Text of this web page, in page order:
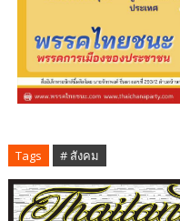
Tags # สังคม